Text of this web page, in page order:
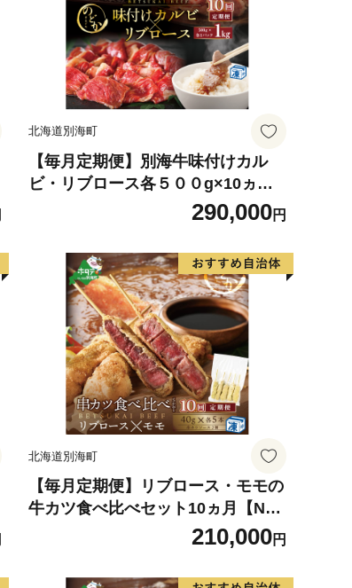
北海道別海町
【毎月定期便】別海牛味付けカル
ビ・リブロース各５００g×10ヵ月
【NDM100094】（串あげ処のど
290,000円
北海道別海町
【毎月定期便】リブロース・モモの
牛カツ食べ比べセット10ヵ月【ND
M100095】（串あげ処のどか）
210,000円